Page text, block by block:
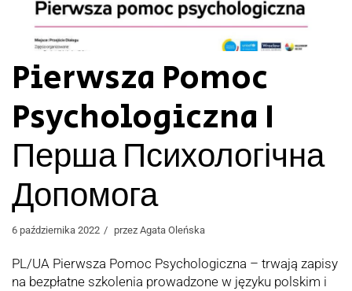
Pierwsza Pomoc
Psychologiczna I
Перша Психологічна
Допомога
6 października 2022 przez Agata Oleńska
PL/UA Pierwsza Pomoc Psychologiczna – trwają zapisy
na bezpłatne szkolenia prowadzone w języku polskim i